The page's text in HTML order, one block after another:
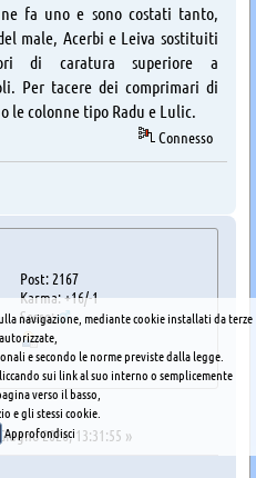
fa uno e sono costati tanto,
male, Acerbi e Leiva sostituiti
di caratura superiore a
Per tacere dei comprimari di
le colonne tipo Radu e Lulic.
Connesso
Post: 2167
Karma: +16/-1
Sesso:
2026, 13:31:55 »
navigazione, mediante cookie installati da terze
e secondo le norme previste dalla legge.
sui link al suo interno o semplicemente
verso il basso,
e gli stessi cookie.
Approfondisci